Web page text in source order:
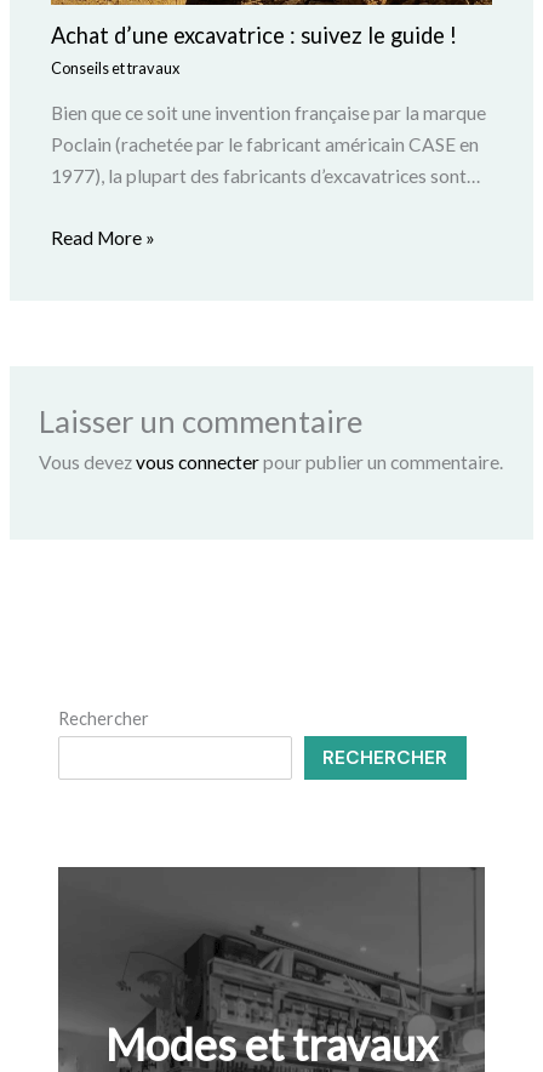
Achat d’une excavatrice : suivez le guide !
Conseils et travaux
Bien que ce soit une invention française par la marque
Poclain (rachetée par le fabricant américain CASE en
1977), la plupart des fabricants d’excavatrices sont…
Read More »
Laisser un commentaire
Vous devezvous connecterpour publier un commentaire.
Rechercher
RECHERCHER
Modes et travaux